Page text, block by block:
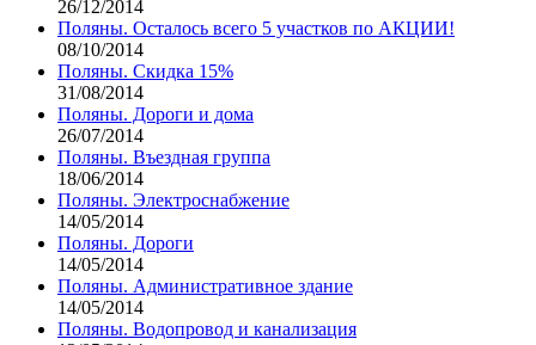
26/12/2014
Поляны. Осталось всего 5 участков по АКЦИИ!
08/10/2014
Поляны. Скидка 15%
31/08/2014
Поляны. Дороги и дома
26/07/2014
Поляны. Въездная группа
18/06/2014
Поляны. Электроснабжение
14/05/2014
Поляны. Дороги
14/05/2014
Поляны. Административное здание
14/05/2014
Поляны. Водопровод и канализация